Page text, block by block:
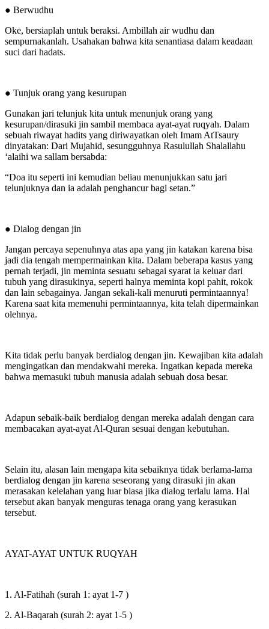
● Berwudhu
Oke, bersiaplah untuk beraksi. Ambillah air wudhu dan
sempurnakanlah. Usahakan bahwa kita senantiasa dalam keadaan
suci dari hadats.
● Tunjuk orang yang kesurupan
Gunakan jari telunjuk kita untuk menunjuk orang yang
kesurupan/dirasuki jin sambil membaca ayat-ayat ruqyah. Dalam
sebuah riwayat hadits yang diriwayatkan oleh Imam AtTsaury
dinyatakan: Dari Mujahid, sesungguhnya Rasulullah Shalallahu
‘alaihi wa sallam bersabda:
“Doa itu seperti ini kemudian beliau menunjukkan satu jari
telunjuknya dan ia adalah penghancur bagi setan.”
● Dialog dengan jin
Jangan percaya sepenuhnya atas apa yang jin katakan karena bisa
jadi dia tengah mempermainkan kita. Dalam beberapa kasus yang
pernah terjadi, jin meminta sesuatu sebagai syarat ia keluar dari
tubuh yang dirasukinya, seperti halnya meminta kopi pahit, rokok
dan lain sebagainya. Jangan sekali-kali menuruti permintaannya!
Karena saat kita memenuhi permintaannya, kita telah dipermainkan
olehnya.
Kita tidak perlu banyak berdialog dengan jin. Kewajiban kita adalah
mengingatkan dan mendakwahi mereka. Ingatkan kepada mereka
bahwa memasuki tubuh manusia adalah sebuah dosa besar.
Adapun sebaik-baik berdialog dengan mereka adalah dengan cara
membacakan ayat-ayat Al-Quran sesuai dengan kebutuhan.
Selain itu, alasan lain mengapa kita sebaiknya tidak berlama-lama
berdialog dengan jin karena seseorang yang dirasuki jin akan
merasakan kelelahan yang luar biasa jika dialog terlalu lama. Hal
tersebut akan banyak menguras tenaga orang yang kerasukan
tersebut.
AYAT-AYAT UNTUK RUQYAH
1. Al-Fatihah (surah 1: ayat 1-7 )
2. Al-Baqarah (surah 2: ayat 1-5 )